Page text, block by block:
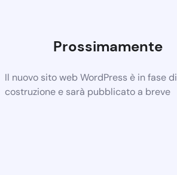
Prossimamente
Il nuovo sito web WordPress è in fase di
costruzione e sarà pubblicato a breve